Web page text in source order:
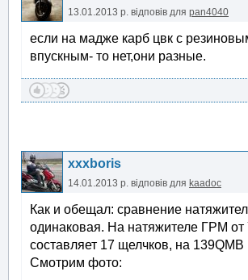
13.01.2013 р. відповів для pan4040
если на мадже карб цвк с
впускным- то нет,они разные.
xxxboris
14.01.2013 р. відповів для kaadoc
Как и обещал: сравнение
одинаковая. На натяжителе ГРМ
составляет 17 щелчков, на
Смотрим фото: